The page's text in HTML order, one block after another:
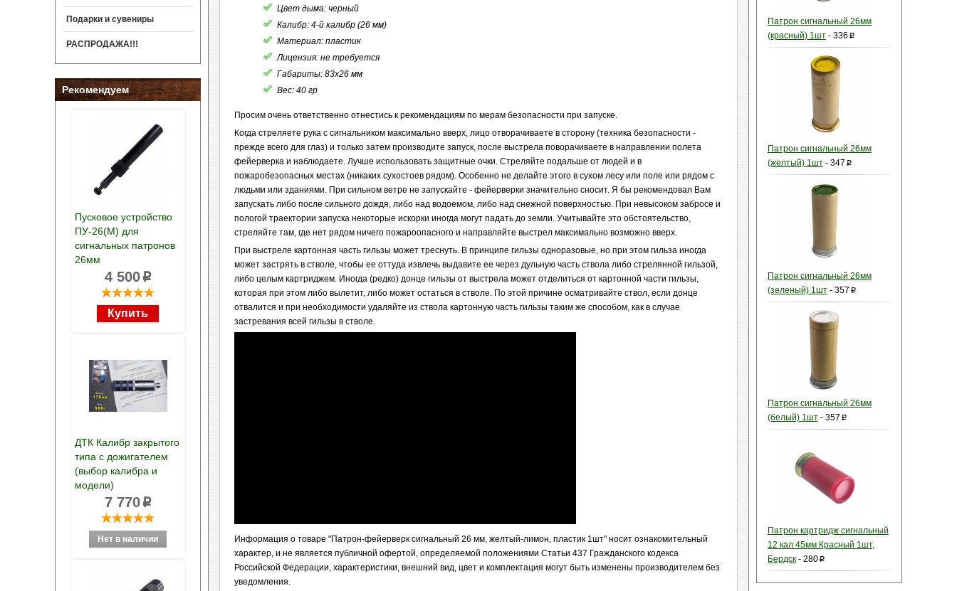
Подарки и сувениры
РАСПРОДАЖА!!!
Рекомендуем
Пусковое устройство
ПУ-26(М) для
сигнальных патронов
26мм
4 500p
ДТК Калибр закрытого
типа с дожигателем
(выбор калибра и
модели)
7 770p
Патрон сигнальный 26мм
(красный) 1шт- 336 p
Патрон сигнальный 26мм
(желтый) 1шт- 347 p
Патрон сигнальный 26мм
(зеленый) 1шт- 357 p
Патрон сигнальный 26мм
(белый) 1шт- 357 p
Патрон картридж сигнальный
12 кал 45мм Красный 1шт,
Бердск- 280p
Цвет дыма: черный
Калибр: 4-й калибр (26 мм)
Материал: пластик
Лицензия: не требуется
Габариты: 83x26 мм
Вес: 40 гр
Просим очень ответственно отнестись к рекомендациям по мерам безопасности при запуске.
Когда стреляете рука с сигнальником максимально вверх, лицо отворачиваете в сторону (техника безопасности -
прежде всего для глаз) и только затем производите запуск, после выстрела поворачиваете в направлении полета
фейерверка и наблюдаете. Лучше использовать защитные очки. Стреляйте подальше от людей и в
пожаробезопасных местах (никаких сухостоев рядом). Особенно не делайте этого в сухом лесу или поле или рядом с
людьми или зданиями. При сильном ветре не запускайте - фейерверки значительно сносит. Я бы рекомендовал Вам
запускать либо после сильного дождя, либо над водоемом, либо над снежной поверхностью. При невысоком забросе и
пологой траектории запуска некоторые искорки иногда могут падать до земли. Учитывайте это обстоятельство,
стреляйте там, где нет рядом ничего пожароопасного и направляйте выстрел максимально возможно вверх.
При выстреле картонная часть гильзы может треснуть. В принципе гильзы одноразовые, но при этом гильза иногда
может застрять в стволе, чтобы ее оттуда извлечь выдавите ее через дульную часть ствола либо стрелянной гильзой,
либо целым картриджем. Иногда (редко) донце гильзы от выстрела может отделиться от картонной части гильзы,
которая при этом либо вылетит, либо может остаться в стволе. По этой причине осматривайте ствол, если донце
отвалится и при необходимости удаляйте из ствола картонную часть гильзы таким же способом, как в случае
застревания всей гильзы в стволе.
Информация о товаре "Патрон-фейерверк сигнальный 26 мм, желтый-лимон, пластик 1шт" носит ознакомительный
характер, и не является публичной офертой, определяемой положениями Статьи 437 Гражданского кодекса
Российской Федерации, характеристики, внешний вид, цвет и комплектация могут быть изменены производителем без
уведомления.